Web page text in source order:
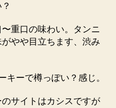
重口の味わい。タンニ
やや目立ちます、渋み
キーで樽っぽい？感じ。
サイトはカシスですが